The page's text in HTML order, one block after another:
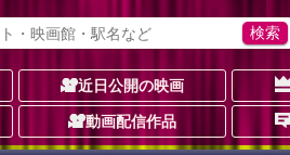
近日公開の映画
動画配信作品